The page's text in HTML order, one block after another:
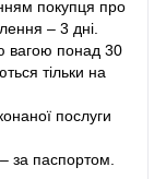
покупця про
– 3 дні.
вагою понад 30
тільки на
послуги
за паспортом.